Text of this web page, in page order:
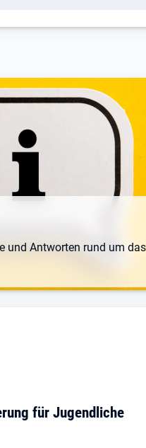
und Antworten rund um
für Jugendliche